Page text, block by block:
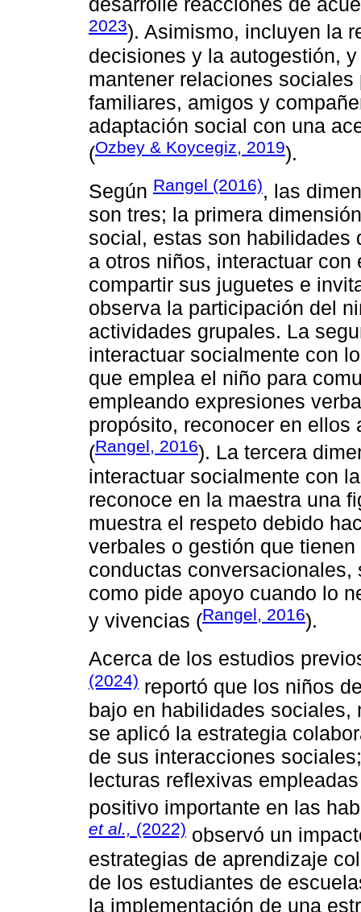
2023). Asimismo, incluyen la
decisiones y la autogestión,
mantener relaciones
familiares, amigos y
adaptación social con una
(Ozbey & Koycegiz, 2019).
Según Rangel (2016), las
son tres; la primera
social, estas son habilidades
a otros niños, interactuar
compartir sus juguetes e
observa la participación del
actividades grupales. La
interactuar socialmente con
que emplea el niño para
empleando expresiones
propósito, reconocer en
(Rangel, 2016). La tercera
interactuar socialmente con
reconoce en la maestra una
muestra el respeto debido
verbales o gestión que
conductas
como pide apoyo cuando lo
y vivencias (Rangel, 2016).
Acerca de los estudios
(2024) reportó que los niños
bajo en habilidades
se aplicó la estrategia
de sus interacciones
lecturas reflexivas
positivo importante en las
et al., (2022) observó un
estrategias de aprendizaje
de los estudiantes de
la implementación de una